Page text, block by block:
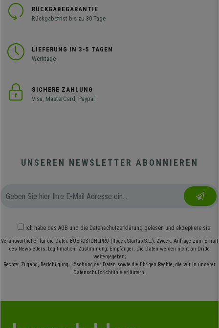
RÜCKGABEGARANTIE
Rückgabefrist bis zu 30 Tage
LIEFERUNG IN 3-5 TAGEN
Werktage
SICHERE ZAHLUNG
Visa, MasterCard, Paypal
UNSEREN NEWSLETTER ABONNIEREN
Ich habe das AGB und die Datenschutzerklärung gelesen und akzeptiere sie.
Verantwortlicher für die Datei: BUEROSTUHLPRO (Ilpack Startup S.L.); Zweck: Anfrage zum Erhalt
des Newsletters; Legitimation: Zustimmung; Empfänger: Die Daten werden nicht an Dritte
weitergegeben;
Rechte: Zugang, Berichtigung, Löschung der Daten sowie die übrigen Rechte, die wir in unserer
Datenschutzrichtlinie erläutern.